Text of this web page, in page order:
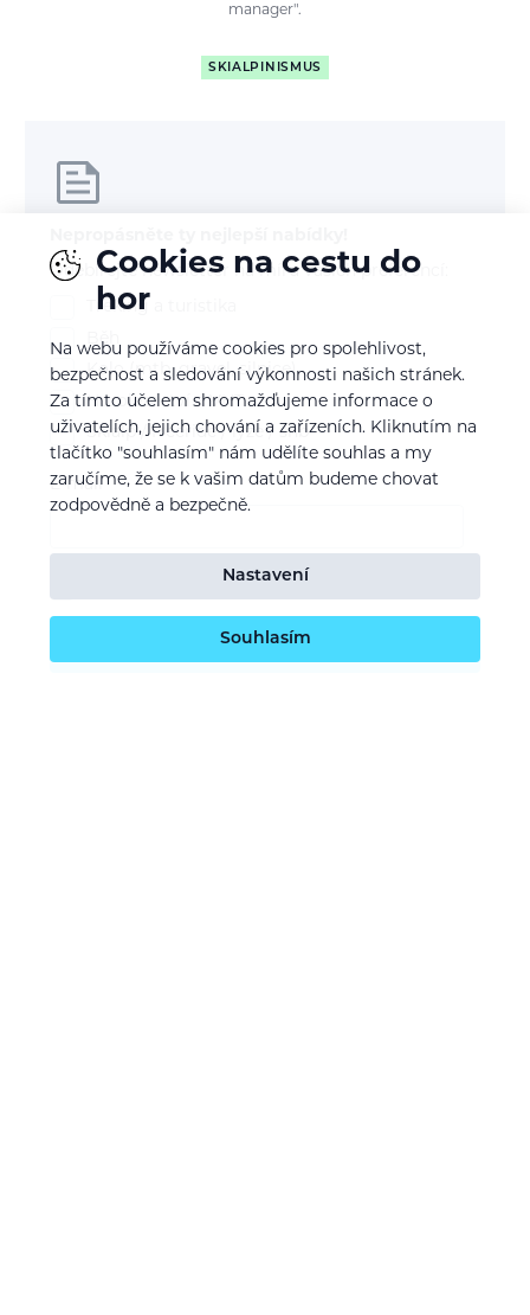
manager".
SKIALPINISMUS
Odebírejte newsletter na míru vašich preferencí:
Treking a turistika
Běh
Kolo (mtb, gravel, silnice)
Horolezectví a VHT
Skialp / freeride / lyže / snb
E-mail
Potvrdit odběr
Cookies na cestu do
hor
Na webu používáme cookies pro spolehlivost,
bezpečnost a sledování výkonnosti našich stránek.
Za tímto účelem shromažďujeme informace o
uživatelích, jejich chování a zařízeních. Kliknutím na
tlačítko "souhlasím" nám udělíte souhlas a my
zaručíme, že se k vašim datům budeme chovat
zodpovědně a bezpečně.
Nastavení
Souhlasím